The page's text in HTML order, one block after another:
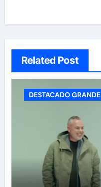
Related Post
DESTACADO GRANDE